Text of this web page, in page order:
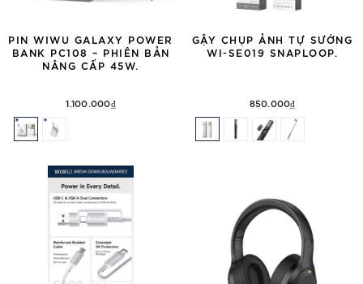
PIN WIWU GALAXY POWER
BANK PC108 – PHIÊN BẢN
NÂNG CẤP 45W.
1.100.000₫
GẬY CHỤP ẢNH TỰ SƯỚNG
WI-SE019 SNAPLOOP.
850.000₫